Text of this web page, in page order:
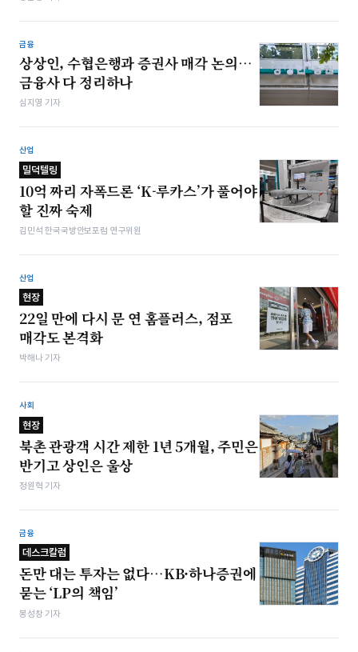
금융
상상인, 수협은행과 증권사 매각 논의…
금융사 다 정리하나
심지영 기자
산업
밀덕텔링
10억 짜리 자폭드론 ‘K-루카스’가 풀어야
할 진짜 숙제
김민석 한국국방안보포럼 연구위원
산업
현장
22일 만에 다시 문 연 홈플러스, 점포
매각도 본격화
박해나 기자
사회
현장
북촌 관광객 시간 제한 1년 5개월, 주민은
반기고 상인은 울상
정원혁 기자
금융
데스크칼럼
돈만 대는 투자는 없다…KB·하나증권에
묻는 ‘LP의 책임’
봉성창 기자